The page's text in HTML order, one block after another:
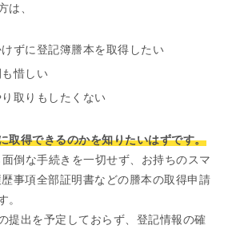
は、
ずに登記簿謄本を取得したい
惜しい
取りもしたくない
取得できるのかを知りたいはずです。
面倒な手続きを一切せず、お持ちのスマ
事項全部証明書などの謄本の取得申請
。
提出を予定しておらず、登記情報の確